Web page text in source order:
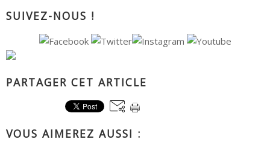
SUIVEZ-NOUS !
PARTAGER CET ARTICLE
VOUS AIMEREZ AUSSI :